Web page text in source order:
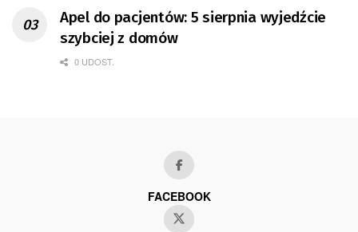
Apel do pacjentów: 5 sierpnia wyjedźcie
szybciej z domów
0 UDOST.
FACEBOOK